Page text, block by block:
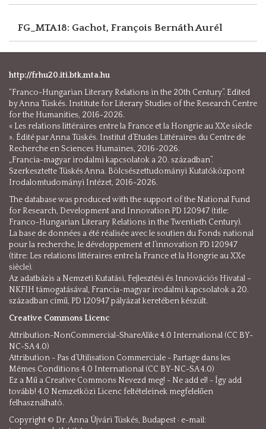
FG_MTA18: Gachot, François Bernáth Aurél
http://frhu20.iti.btk.mta.hu
“Franco-Hungarian Literary Relations in the 20th Century”. Edited
by Anna Tüskés. Institute for Literary Studies of the Research Centre
for the Humanities, 2016-2026.
« Les relations littéraires entre la France et la Hongrie au XXe siècle
». Édité par Anna Tüskés. Institut d’Etudes Littéraires du Centre de
Recherche en Sciences Humaines, 2016-2026.
„Francia-magyar irodalmi kapcsolatok a 20. században”.
Szerkesztette Tüskés Anna. Bölcsészettudományi Kutatóközpont
Irodalomtudományi Intézet, 2016-2026.
The database was produced with the support of the National Fund
for Research, Development and Innovation PD 120947 (title:
Franco-Hungarian Literary Relations in the Twentieth Century).
La base de données a été réalisée avec le soutien du Fonds national
pour la recherche, le développement et l’innovation PD 120947
(titre: Les relations littéraires entre la France et la Hongrie au XXe
siècle).
Az adatbázis a Nemzeti Kutatási, Fejlesztési és Innovációs Hivatal –
NKFIH támogatásával, Francia-magyar irodalmi kapcsolatok a 20.
században című, PD 120947 pályázat keretében készült.
Creative Commons Licenc
Attribution-NonCommercial-ShareAlike 4.0 International (CC BY-
NC-SA 4.0)
Attribution - Pas d’Utilisation Commerciale - Partage dans les
Mêmes Conditions 4.0 International (CC BY-NC-SA 4.0)
Ez a Mű a Creative Commons Nevezd meg! - Ne add el! - Így add
tovább! 4.0 Nemzetközi Licenc feltételeinek megfelelően
felhasználható.
Copyright © Dr. Anna Újvári Tüskés, Budapest · e-mail: